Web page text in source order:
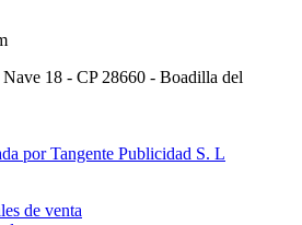
18 - CP 28660 - Boadilla del
por Tangente Publicidad S. L
de venta